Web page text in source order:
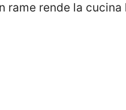
rame rende la